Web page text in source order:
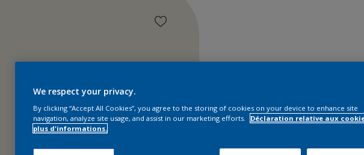
We respect your privacy.
By clicking “Accept All Cookies”, you agree to the storing of cookies on your device to enhance site
navigation, analyze site usage, and assist in our marketing efforts.
Déclaration relative aux
plus d'informations.